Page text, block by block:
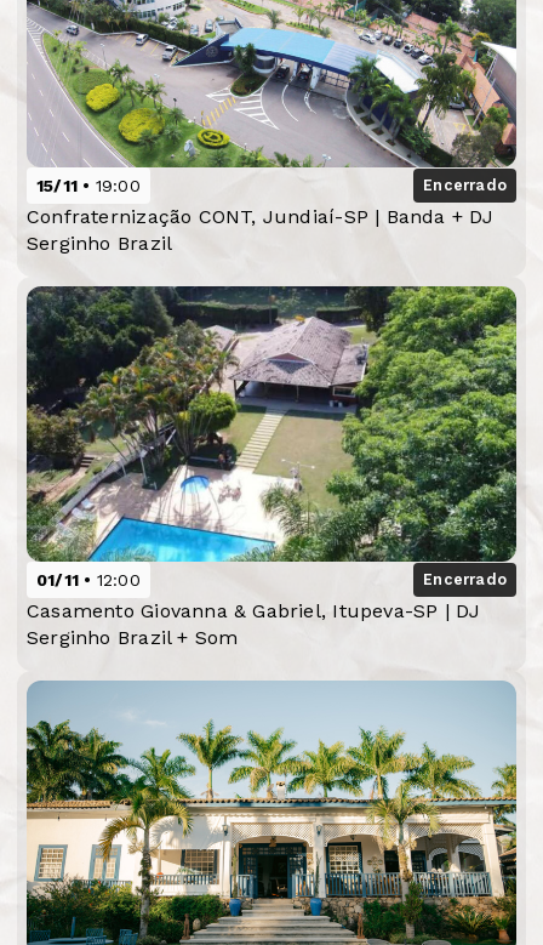
15/11 19:00 Encerrado
Confraternização CONT, Jundiaí-SP | Banda + DJ
Serginho Brazil
01/11 12:00 Encerrado
Casamento Giovanna & Gabriel, Itupeva-SP | DJ
Serginho Brazil + Som